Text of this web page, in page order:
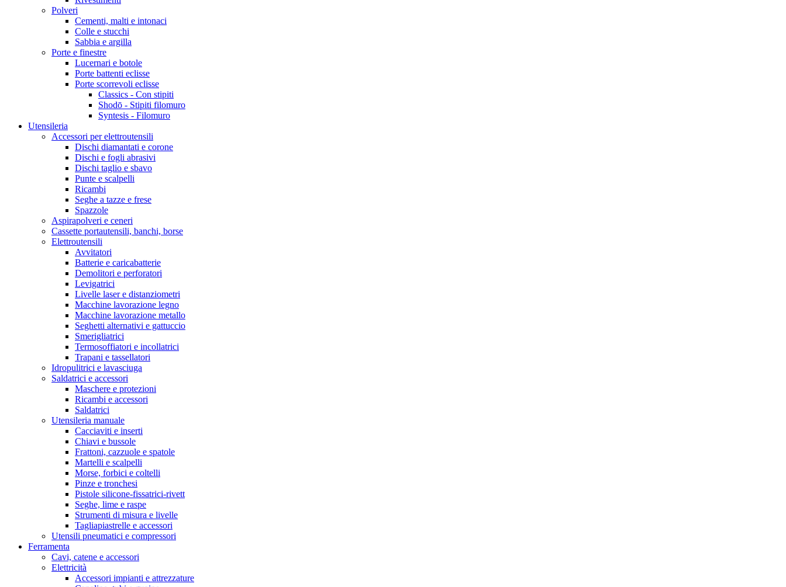
Polveri
Cementi, malti e intonaci
Colle e stucchi
Sabbia e argilla
Porte e finestre
Lucernari e botole
Porte battenti eclisse
Porte scorrevoli eclisse
Classics - Con stipiti
Shodō - Stipiti filomuro
Syntesis - Filomuro
Utensileria
Accessori per elettroutensili
Dischi diamantati e corone
Dischi e fogli abrasivi
Dischi taglio e sbavo
Punte e scalpelli
Ricambi
Seghe a tazze e frese
Spazzole
Aspirapolveri e ceneri
Cassette portautensili, banchi, borse
Elettroutensili
Avvitatori
Batterie e caricabatterie
Demolitori e perforatori
Levigatrici
Livelle laser e distanziometri
Macchine lavorazione legno
Macchine lavorazione metallo
Seghetti alternativi e gattuccio
Smerigliatrici
Termosoffiatori e incollatrici
Trapani e tassellatori
Idropulitrici e lavasciuga
Saldatrici e accessori
Maschere e protezioni
Ricambi e accessori
Saldatrici
Utensileria manuale
Cacciaviti e inserti
Chiavi e bussole
Frattoni, cazzuole e spatole
Martelli e scalpelli
Morse, forbici e coltelli
Pinze e tronchesi
Pistole silicone-fissatrici-rivett
Seghe, lime e raspe
Strumenti di misura e livelle
Tagliapiastrelle e accessori
Utensili pneumatici e compressori
Ferramenta
Cavi, catene e accessori
Elettricità
Accessori impianti e attrezzature